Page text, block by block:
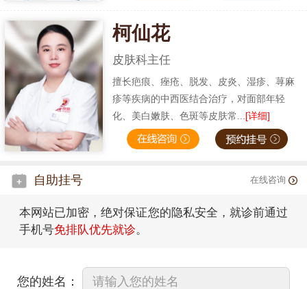
柯仙花
皮肤科主任
擅长疤痕、痤疮、脱发、皮炎、湿疹、荨麻
疹等疾病的中西医结合治疗，对面部年轻
化、美白嫩肤、色斑等皮肤常...[详细]
自助挂号 在线咨询
本网站已加密，绝对保证您的隐私安全，就诊前通过
手机号免排队优先就诊。
您的姓名：